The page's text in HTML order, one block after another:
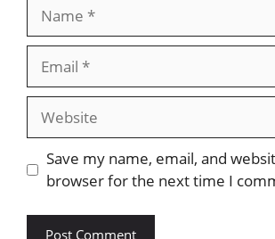
Website
Save my name, email, and
browser for the next time I